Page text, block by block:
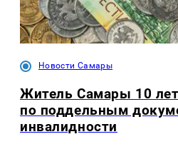
Новости Самары
Житель Самары 10
по поддельным
инвалидности